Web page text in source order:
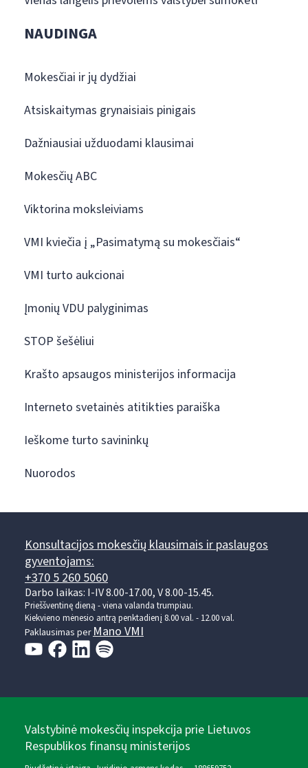
NAUDINGA
Mokesčiai ir jų dydžiai
Atsiskaitymas grynaisiais pinigais
Dažniausiai užduodami klausimai
Mokesčių ABC
Viktorina moksleiviams
VMI kviečia į „Pasimatymą su mokesčiais“
VMI turto aukcionai
Įmonių VDU palyginimas
STOP šešėliui
Krašto apsaugos ministerijos informacija
Interneto svetainės atitikties paraiška
Ieškome turto savininkų
Nuorodos
Konsultacijos mokesčių klausimais ir paslaugos
gyventojams:
+370 5 260 5060
Darbo laikas: I-IV 8.00-17.00, V 8.00-15.45.
Prieššventinę dieną - viena valanda trumpiau.
Kiekvieno mėnesio antrą penktadienį 8.00 val. - 12.00 val.
Paklausimas per Mano VMI
Valstybinė mokesčių inspekcija prie Lietuvos
Respublikos finansų ministerijos